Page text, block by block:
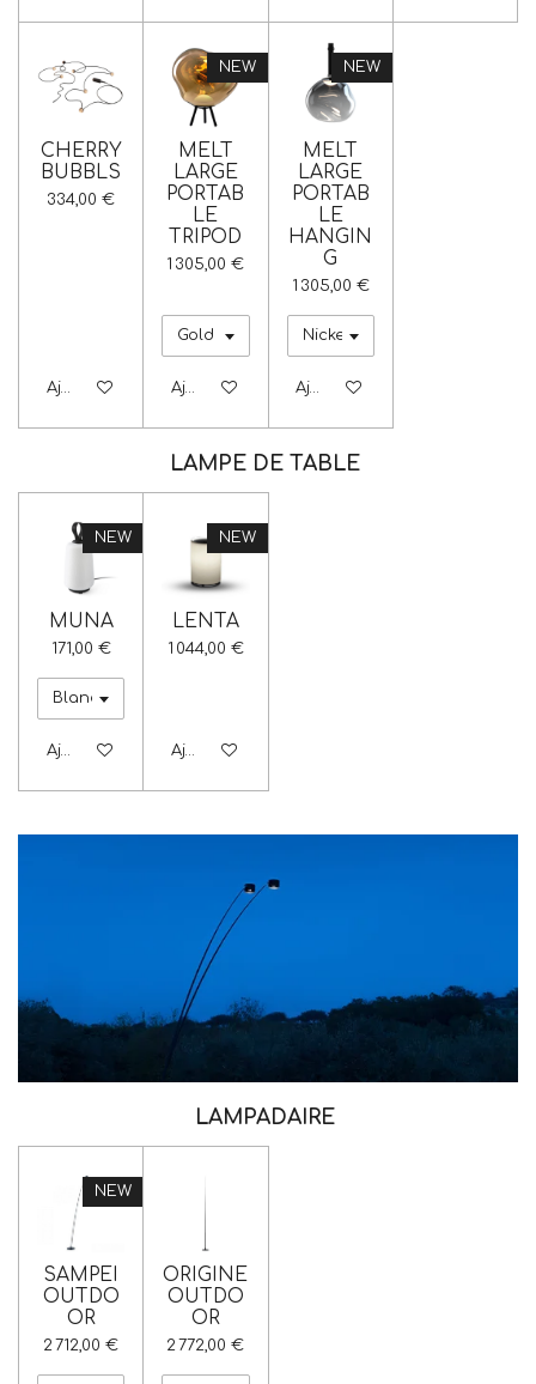
CHERRY
BUBBLS
334,00 €
Ajouter au panier
NEW
MELT
LARGE
PORTAB
LE
TRIPOD
1 305,00 €
Ajouter au panier
NEW
MELT
LARGE
PORTAB
LE
HANGIN
G
1 305,00 €
Ajouter au panier
LAMPE DE TABLE
NEW
MUNA
171,00 €
Ajouter au panier
NEW
LENTA
1 044,00 €
Ajouter au panier
LAMPADAIRE
NEW
SAMPEI
OUTDO
OR
2 712,00 €
ORIGINE
OUTDO
OR
2 772,00 €